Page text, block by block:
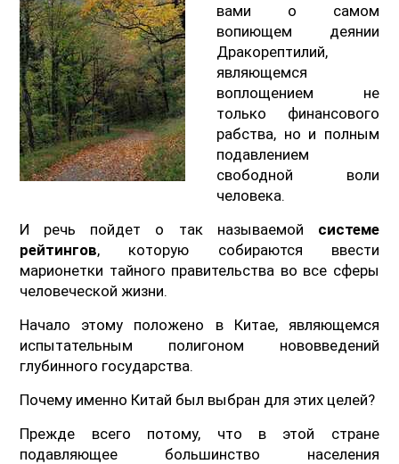
вами о самом
вопиющем деянии
Дракорептилий,
являющемся
воплощением не
только финансового
рабства, но и полным
подавлением
свободной воли
человека.
И речь пойдет о так называемой системе
рейтингов, которую собираются ввести
марионетки тайного правительства во все сферы
человеческой жизни.
Начало этому положено в Китае, являющемся
испытательным полигоном нововведений
глубинного государства.
Почему именно Китай был выбран для этих целей?
Прежде всего потому, что в этой стране
подавляющее большинство населения